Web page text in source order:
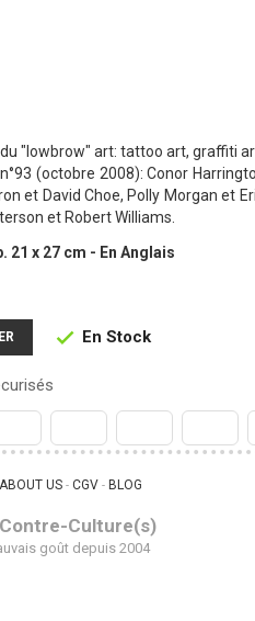
"lowbrow" art: tattoo art, graffiti
(octobre 2008): Conor
et David Choe, Polly Morgan et
et Robert Williams.
21 x 27 cm - En Anglais
 En Stock
ABOUT US - CGV - BLOG
Culture(s)
goût depuis 2004